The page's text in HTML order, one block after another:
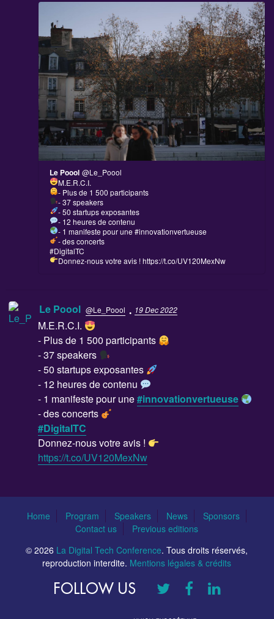
Le Poool @Le_Poool
M.E.R.C.I.
- Plus de 1 500 participants
- 37 speakers
- 50 startups exposantes
- 12 heures de contenu
- 1 manifeste pour une #innovationvertueuse
- des concerts
#DigitalTC
Donnez-nous votre avis !https://t.co/UV120MexNw
Le Poool @Le_Poool · 19 Dec 2022
M.E.R.C.I.
- Plus de 1 500 participants
- 37 speakers
- 50 startups exposantes
- 12 heures de contenu
- 1 manifeste pour une#innovationvertueuse
- des concerts
#DigitalTC
Donnez-nous votre avis !
https://t.co/UV120MexNw
Home Program Speakers News
Sponsors
Contact us
Previous editions
© 2026 La Digital Tech Conference. Tous droits réservés,
reproduction interdite. Mentions légales & crédits